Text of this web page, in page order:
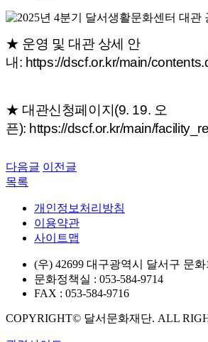
★ 운영 및 대관 상세 안
내: https://dscf.or.kr/main/
★ 대관신청페이지(9. 19. 오
픈): https://dscf.or.kr/main/
다음글 이전글
목록
개인정보처리방침
이용약관
사이트맵
(우) 42699 대구광역시 달서구 문
문화정책실 : 053-584-9714
FAX : 053-584-9716
COPYRIGHT© 달서문화재단. ALL